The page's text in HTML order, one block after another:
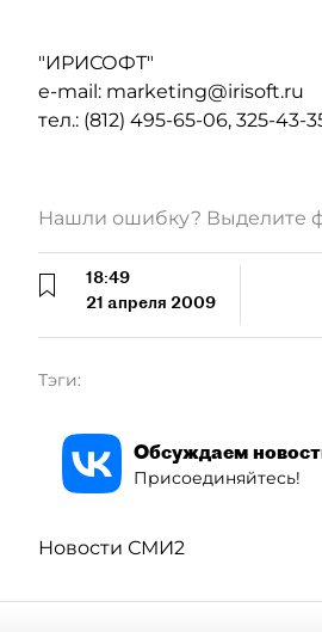
"ИРИСОФТ"
e-mail: marketing@irisoft.ru
тел.: (812) 495-65-06, 325-43-
Нашли ошибку? Выделите
18:49
21 апреля 2009
Тэги:
Обсуждаем
Присоединяйтесь!
Новости СМИ2